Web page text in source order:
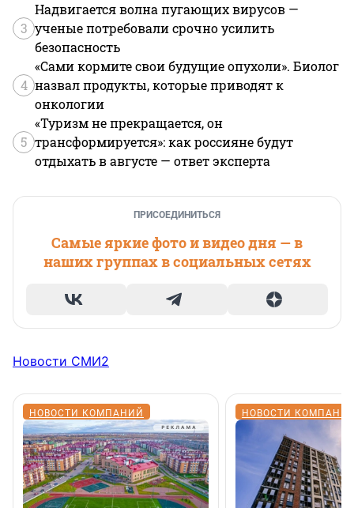
3
Надвигается волна пугающих вирусов —
ученые потребовали срочно усилить
безопасность
4
«Сами кормите свои будущие опухоли». Биолог
назвал продукты, которые приводят к
онкологии
5
«Туризм не прекращается, он
трансформируется»: как россияне будут
отдыхать в августе — ответ эксперта
ПРИСОЕДИНИТЬСЯ
Самые яркие фото и видео дня — в
наших группах в социальных сетях
Новости СМИ2
НОВОСТИ КОМПАНИЙ НОВОСТИ